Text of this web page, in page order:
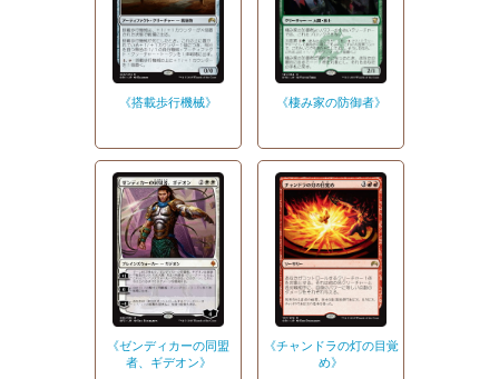
《搭載歩行機械》 《棲み家の防御者》
《ゼンディカーの同盟
者、ギデオン》
《チャンドラの灯の目覚
め》